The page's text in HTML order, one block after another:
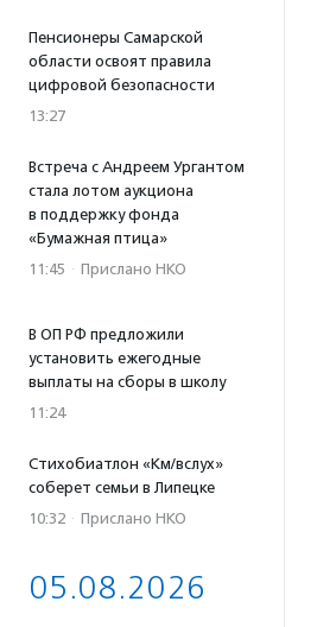
Пенсионеры Самарской
области освоят правила
цифровой безопасности
13:27
Встреча с Андреем Ургантом
стала лотом аукциона
в поддержку фонда
«Бумажная птица»
11:45 · Прислано НКО
В ОП РФ предложили
установить ежегодные
выплаты на сборы в школу
11:24
Стихобиатлон «Км/вслух»
соберет семьи в Липецке
10:32 · Прислано НКО
05.08.2026